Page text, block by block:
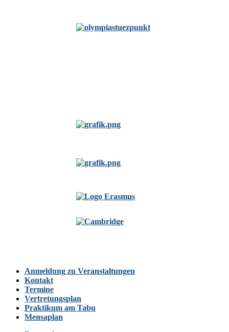
Anmeldung zu Veranstaltungen
Kontakt
Termine
Vertretungsplan
Praktikum am Tabu
Mensaplan